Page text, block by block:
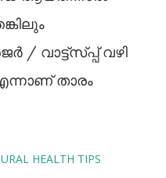
/ വാട്ട്‌സ്പ്പ് വഴി
താരം
HEALTH TIPS